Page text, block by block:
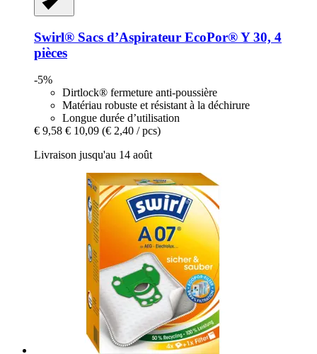
Swirl® Sacs d’Aspirateur EcoPor® Y 30, 4
pièces
-5%
Dirtlock® fermeture anti-poussière
Matériau robuste et résistant à la déchirure
Longue durée d’utilisation
€ 9,58 € 10,09 (€ 2,40 / pcs)
Livraison jusqu'au 14 août